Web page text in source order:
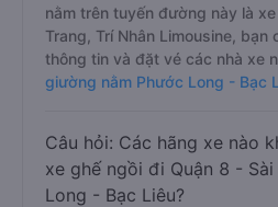
nằm trên tuyến đường này là
Trang, Trí Nhân Limousine, bạn
thông tin và đặt vé các nhà xe
giường nằm Phước Long - Bạc
Câu hỏi: Các hãng xe nào
xe ghế ngồi đi Quận 8 -
Long - Bạc Liêu?